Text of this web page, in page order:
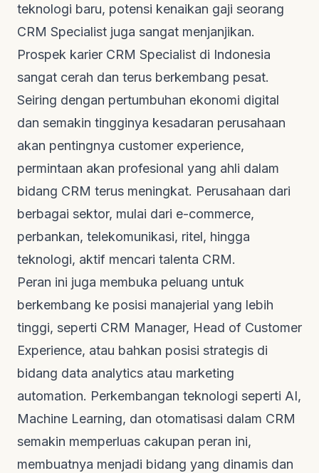
teknologi baru, potensi kenaikan gaji seorang
CRM Specialist juga sangat menjanjikan.
Prospek karier CRM Specialist di Indonesia
sangat cerah dan terus berkembang pesat.
Seiring dengan pertumbuhan ekonomi digital
dan semakin tingginya kesadaran perusahaan
akan pentingnya customer experience,
permintaan akan profesional yang ahli dalam
bidang CRM terus meningkat. Perusahaan dari
berbagai sektor, mulai dari e-commerce,
perbankan, telekomunikasi, ritel, hingga
teknologi, aktif mencari talenta CRM.
Peran ini juga membuka peluang untuk
berkembang ke posisi manajerial yang lebih
tinggi, seperti CRM Manager, Head of Customer
Experience, atau bahkan posisi strategis di
bidang data analytics atau marketing
automation. Perkembangan teknologi seperti AI,
Machine Learning, dan otomatisasi dalam CRM
semakin memperluas cakupan peran ini,
membuatnya menjadi bidang yang dinamis dan